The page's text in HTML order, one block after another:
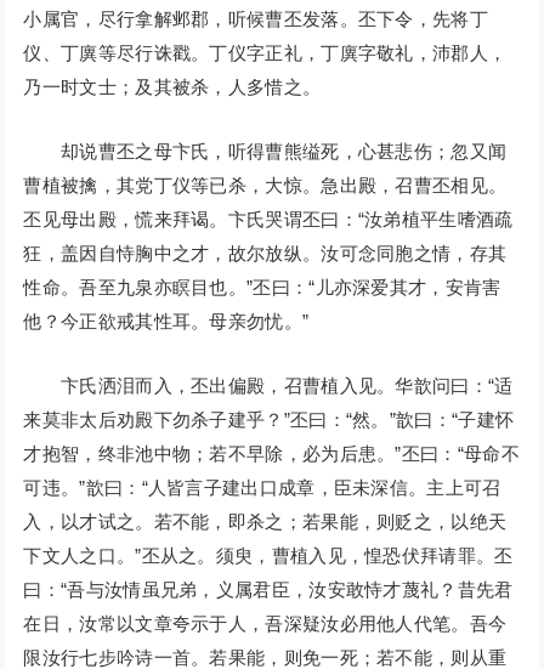
小属官，尽行拿解邺郡，听候曹丕发落。丕下令，先将丁
仪、丁廙等尽行诛戳。丁仪字正礼，丁廙字敬礼，沛郡人，
乃一时文士；及其被杀，人多惜之。
却说曹丕之母卞氏，听得曹熊缢死，心甚悲伤；忽又闻
曹植被擒，其党丁仪等已杀，大惊。急出殿，召曹丕相见。
丕见母出殿，慌来拜谒。卞氏哭谓丕曰：“汝弟植平生嗜酒疏
狂，盖因自恃胸中之才，故尔放纵。汝可念同胞之情，存其
性命。吾至九泉亦瞑目也。”丕曰：“儿亦深爱其才，安肯害
他？今正欲戒其性耳。母亲勿忧。”
卞氏洒泪而入，丕出偏殿，召曹植入见。华歆问曰：“适
来莫非太后劝殿下勿杀子建乎？”丕曰：“然。”歆曰：“子建怀
才抱智，终非池中物；若不早除，必为后患。”丕曰：“母命不
可违。”歆曰：“人皆言子建出口成章，臣未深信。主上可召
入，以才试之。若不能，即杀之；若果能，则贬之，以绝天
下文人之口。”丕从之。须臾，曹植入见，惶恐伏拜请罪。丕
曰：“吾与汝情虽兄弟，义属君臣，汝安敢恃才蔑礼？昔先君
在日，汝常以文章夸示于人，吾深疑汝必用他人代笔。吾今
限汝行七步吟诗一首。若果能，则免一死；若不能，则从重